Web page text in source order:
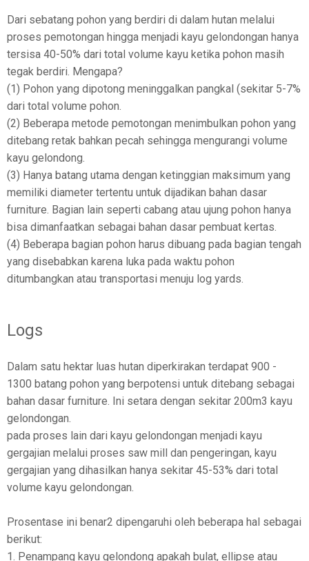
Dari sebatang pohon yang berdiri di dalam hutan melalui
proses pemotongan hingga menjadi kayu gelondongan hanya
tersisa 40-50% dari total volume kayu ketika pohon masih
tegak berdiri. Mengapa?
(1) Pohon yang dipotong meninggalkan pangkal (sekitar 5-7%
dari total volume pohon.
(2) Beberapa metode pemotongan menimbulkan pohon yang
ditebang retak bahkan pecah sehingga mengurangi volume
kayu gelondong.
(3) Hanya batang utama dengan ketinggian maksimum yang
memiliki diameter tertentu untuk dijadikan bahan dasar
furniture. Bagian lain seperti cabang atau ujung pohon hanya
bisa dimanfaatkan sebagai bahan dasar pembuat kertas.
(4) Beberapa bagian pohon harus dibuang pada bagian tengah
yang disebabkan karena luka pada waktu pohon
ditumbangkan atau transportasi menuju log yards.
Logs
Dalam satu hektar luas hutan diperkirakan terdapat 900 -
1300 batang pohon yang berpotensi untuk ditebang sebagai
bahan dasar furniture. Ini setara dengan sekitar 200m3 kayu
gelondongan.
pada proses lain dari kayu gelondongan menjadi kayu
gergajian melalui proses saw mill dan pengeringan, kayu
gergajian yang dihasilkan hanya sekitar 45-53% dari total
volume kayu gelondongan.
Prosentase ini benar2 dipengaruhi oleh beberapa hal sebagai
berikut:
1. Penampang kayu gelondong apakah bulat, ellipse atau